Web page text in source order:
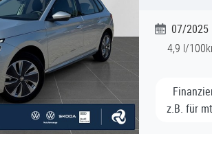
07/2025
4,9 l/
z.B. für